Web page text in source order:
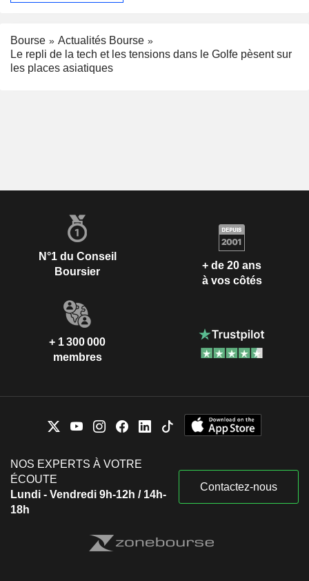
Bourse
Actualités Bourse
Le repli de la tech et les tensions dans le Golfe pèsent sur
les places asiatiques
N°1 du Conseil
Boursier
+ de 20 ans
à vos côtés
+ 1 300 000
membres
NOS EXPERTS À VOTRE
ÉCOUTE
Lundi - Vendredi 9h-12h / 14h-
18h
Contactez-nous